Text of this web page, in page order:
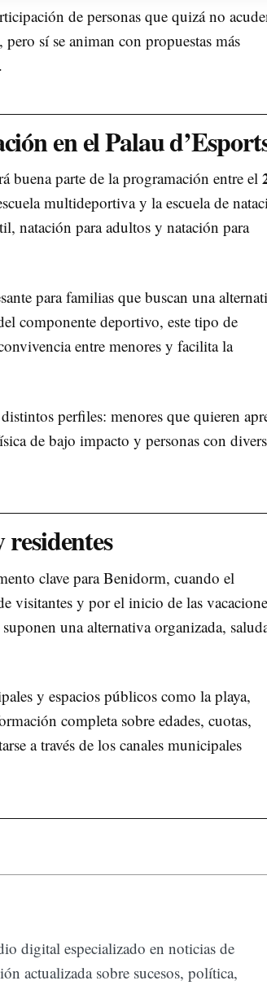
de personas que quizá no
sí se animan con propuestas más
en el Palau
buena parte de la programación entre el
multideportiva y la escuela de
natación para adultos y natación para
para familias que buscan una
componente deportivo, este tipo de
entre menores y facilita la
perfiles: menores que quieren
de bajo impacto y personas con
clave para Benidorm, cuando el
visitantes y por el inicio de las
una alternativa organizada,
y espacios públicos como la playa,
completa sobre edades, cuotas,
a través de los canales municipales
digital especializado en noticias de
actualizada sobre sucesos, política,